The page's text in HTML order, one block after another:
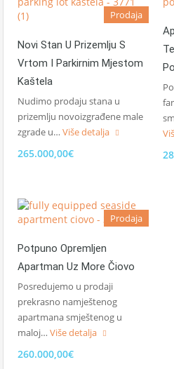
Prodaja
Novi Stan U Prizemlju S
Vrtom I Parkirnim Mjestom
Kaštela
Nudimo prodaju stana u
prizemlju novoizgrađene male
zgrade u… Više detalja
265.000,00€
Prodaja
Potpuno Opremljen
Apartman Uz More Čiovo
Posredujemo u prodaji
prekrasno namještenog
apartmana smještenog u
maloj… Više detalja
260.000,00€